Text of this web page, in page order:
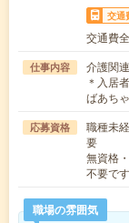
交通
交通費
仕事内容
介護関連
＊入居
ばあち
応募資格
職種未
要
無資格
不要で
職場の雰囲気